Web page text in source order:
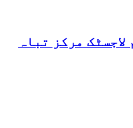
مرکز تباہ